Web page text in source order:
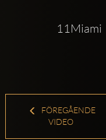
11Miami
FÖREGÅENDE
VIDEO